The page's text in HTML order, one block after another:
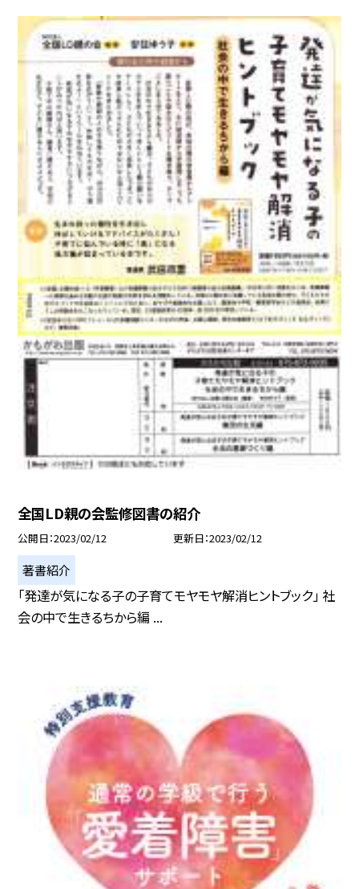
全国LD親の会監修図書の紹介
公開日 2023/02/12 更新日 2023/02/12
著書紹介
「発達が気になる子の子育てモヤモヤ解消ヒントブック」 社
会の中で生きるちから編 ...